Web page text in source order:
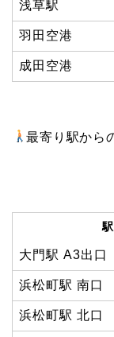
浅草駅
羽田空港
成田空港
最寄り駅から
大門駅 A3出口
浜松町駅 南口
浜松町駅 北口